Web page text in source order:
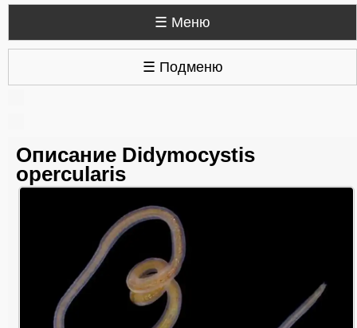
☰ Меню
☰ Подменю
Описание Didymocystis
opercularis